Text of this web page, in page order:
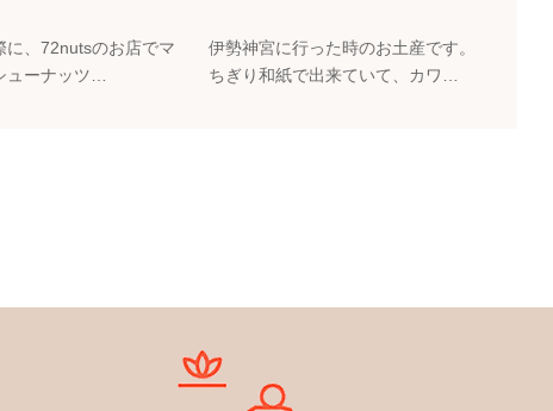
に、72nutsのお店でマ
ューナッツ…
伊勢神宮に行った時のお土産です。
ちぎり和紙で出来ていて、カワ…